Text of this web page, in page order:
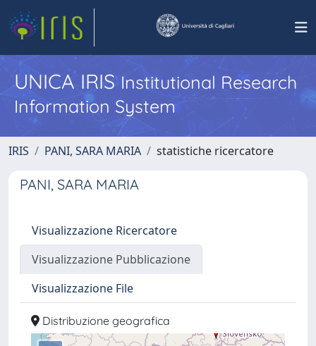
UNICA IRISInstitutional Research
Information System
IRIS PANI, SARA MARIA statistiche ricercatore
PANI, SARA MARIA
Visualizzazione Ricercatore
Visualizzazione Pubblicazione
Visualizzazione File
Distribuzione geografica